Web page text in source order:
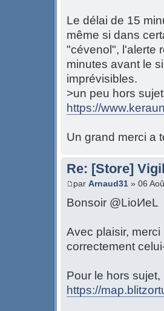
Le délai de 15
même si dans
"cévenol", l'alerte
minutes avant le
imprévisibles.
>un peu hors
https://
Un grand merci a
Re: [Store]
par Arnaud31 » 06
Bonsoir @LioͶeL
Avec plaisir,
correctement
Pour le hors
https://